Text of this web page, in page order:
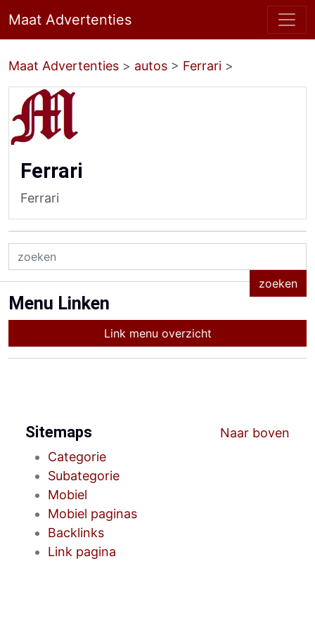
Maat Advertenties
Maat Advertenties > autos > Ferrari >
Ferrari
Ferrari
Menu Linken
Link menu overzicht
Naar boven
Sitemaps
Categorie
Subategorie
Mobiel
Mobiel paginas
Backlinks
Link pagina